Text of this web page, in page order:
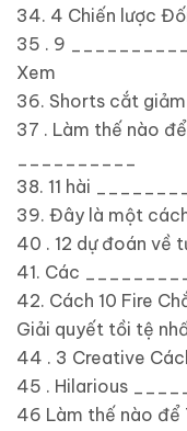
34. 4 Chiến lược
35 . 9
Xem
36. Shorts cắt
37 . Làm thế nào
38. 11 hài
39. Đây là một
40 . 12 dự đoán về
41. Các
42. Cách 10 Fire
Giải quyết tồi tệ
44 . 3 Creative
45 . Hilarious
46 Làm thế nào